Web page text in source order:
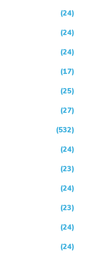
(24)
(24)
(24)
(17)
(25)
(27)
(532)
(24)
(23)
(24)
(23)
(24)
(24)